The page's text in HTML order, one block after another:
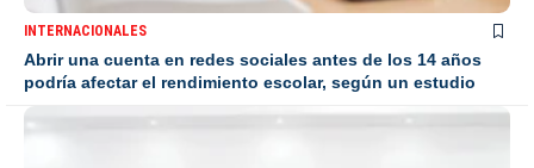
INTERNACIONALES
Abrir una cuenta en redes sociales antes de los 14 años
podría afectar el rendimiento escolar, según un estudio